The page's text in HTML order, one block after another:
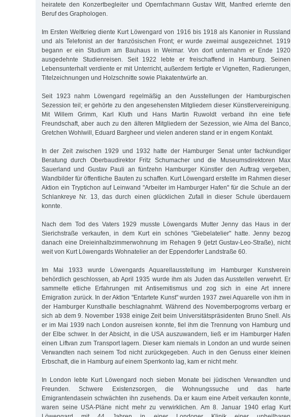
heiratete den Konzertbegleiter und Opernfachmann Gustav Witt, Manfred erlernte den
Beruf des Graphologen.
Im Ersten Weltkrieg diente Kurt Löwengard von 1916 bis 1918 als Kanonier in Russland
und als Telefonist an der französischen Front; er wurde zweimal ausgezeichnet. 1919
begann er ein Studium am Bauhaus in Weimar. Von dort unternahm er Ende 1920
ausgedehnte Studienreisen. Seit 1922 lebte er freischaffend in Hamburg. Seinen
Lebensunterhalt verdiente er mit Unterricht, außerdem fertigte er Vignetten, Radierungen,
Titelzeichnungen und Holzschnitte sowie Plakatentwürfe an.
Seit 1923 nahm Löwengard regelmäßig an den Ausstellungen der Hamburgischen
Sezession teil; er gehörte zu den angesehensten Mitgliedern dieser Künstlervereinigung.
Mit Willem Grimm, Karl Kluth und Hans Martin Ruwoldt verband ihn eine tiefe
Freundschaft, aber auch zu den älteren Mitgliedern der Sezession, wie Alma del Banco,
Gretchen Wohlwill, Eduard Bargheer und vielen anderen stand er in engem Kontakt.
In der Zeit zwischen 1929 und 1932 hatte der Hamburger Senat unter fachkundiger
Beratung durch Oberbaudirektor Fritz Schumacher und die Museumsdirektoren Max
Sauerland und Gustav Pauli an fünfzehn Hamburger Künstler den Auftrag vergeben,
Wandbilder für öffentliche Bauten zu schaffen. Kurt Löwengard erstellte im Rahmen dieser
Aktion ein Tryptichon auf Leinwand "Arbeiter im Hamburger Hafen" für die Schule an der
Schlankreye Nr. 13, das durch einen glücklichen Zufall in dieser Schule überdauern
konnte.
Nach dem Tod des Vaters 1929 musste Löwengards Mutter Jenny das Haus in der
Sierichstraße verkaufen, in dem Kurt ein schönes "Giebelatelier" hatte. Jenny bezog
danach eine Dreieinhalbzimmerwohnung im Rehagen 9 (jetzt Gustav-Leo-Straße), nicht
weit von Kurt Löwengards Wohnatelier an der Eppendorfer Landstraße 60.
Im Mai 1933 wurde Löwengards Aquarellausstellung im Hamburger Kunstverein
behördlich geschlossen, ab April 1935 wurde ihm als Juden das Ausstellen verwehrt. Er
sammelte etliche Erfahrungen mit Antisemitismus und zog sich in eine Art innere
Emigration zurück. In der Aktion "Entartete Kunst" wurden 1937 zwei Aquarelle von ihm in
der Hamburger Kunsthalle beschlagnahmt. Während des Novemberpogroms verbarg er
sich ab dem 9. November 1938 einige Zeit beim Universitätspräsidenten Bruno Snell. Als
er im Mai 1939 nach London ausreisen konnte, fiel ihm die Trennung von Hamburg und
der Elbe schwer. In der Absicht, in die USA auszuwandern, ließ er im Hamburger Hafen
einen Liftvan zum Transport lagern. Dieser kam niemals in London an und wurde seinen
Verwandten nach seinem Tod nicht zurückgegeben. Auch in den Genuss einer kleinen
Erbschaft, die in Hamburg auf einem Sperrkonto lag, kam er nicht mehr.
In London lebte Kurt Löwengard noch sieben Monate bei jüdischen Verwandten und
Freunden. Schwere Existenzsorgen, die Wohnungssuche und das harte
Emigrantendasein schwächten ihn zusehends. Da er kaum eine Arbeit verkaufen konnte,
waren seine USA-Pläne nicht mehr zu verwirklichen. Am 8. Januar 1940 erlag Kurt